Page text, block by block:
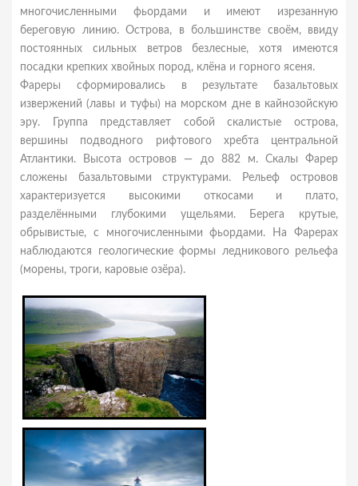
многочисленными фьордами и имеют изрезанную
береговую линию. Острова, в большинстве своём, ввиду
постоянных сильных ветров безлесные, хотя имеются
посадки крепких хвойных пород, клёна и горного ясеня.
Фареры сформировались в результате базальтовых
извержений (лавы и туфы) на морском дне в кайнозойскую
эру. Группа представляет собой скалистые острова,
вершины подводного рифтового хребта центральной
Атлантики. Высота островов — до 882 м. Скалы Фарер
сложены базальтовыми структурами. Рельеф островов
характеризуется высокими откосами и плато,
разделёнными глубокими ущельями. Берега крутые,
обрывистые, с многочисленными фьордами. На Фарерах
наблюдаются геологические формы ледникового рельефа
(морены, троги, каровые озёра).